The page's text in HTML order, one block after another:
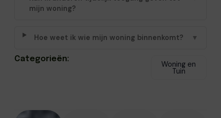
mijn woning?
Hoe weet ik wie mijn woning binnenkomt? ▼
Categorieën:
Woning en
Tuin